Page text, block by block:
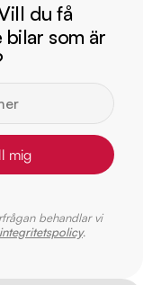
du få
som är
mig
behandlar vi
integritetspolicy.